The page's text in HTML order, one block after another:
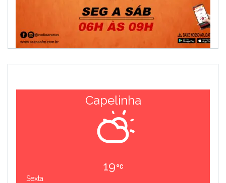
Capelinha
19
Sexta